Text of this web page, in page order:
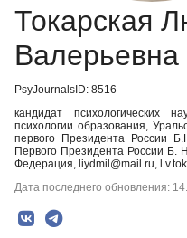
Токарская
Валерьевна
PsyJournalsID: 8516
кандидат психологических
психологии образования,
первого Президента России
Первого Президента России Б.
Федерация, liydmil@mail.ru,
Дата последнего обновления: